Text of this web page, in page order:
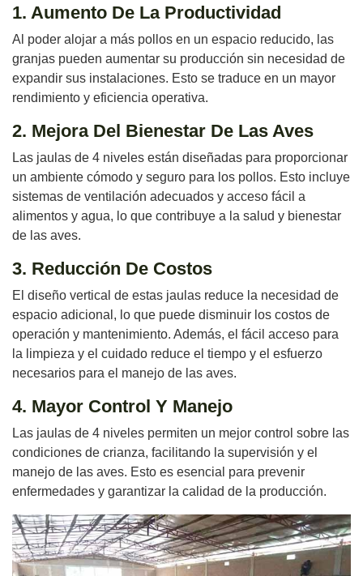
1. Aumento De La Productividad
Al poder alojar a más pollos en un espacio reducido, las
granjas pueden aumentar su producción sin necesidad de
expandir sus instalaciones. Esto se traduce en un mayor
rendimiento y eficiencia operativa.
2. Mejora Del Bienestar De Las Aves
Las jaulas de 4 niveles están diseñadas para proporcionar
un ambiente cómodo y seguro para los pollos. Esto incluye
sistemas de ventilación adecuados y acceso fácil a
alimentos y agua, lo que contribuye a la salud y bienestar
de las aves.
3. Reducción De Costos
El diseño vertical de estas jaulas reduce la necesidad de
espacio adicional, lo que puede disminuir los costos de
operación y mantenimiento. Además, el fácil acceso para
la limpieza y el cuidado reduce el tiempo y el esfuerzo
necesarios para el manejo de las aves.
4. Mayor Control Y Manejo
Las jaulas de 4 niveles permiten un mejor control sobre las
condiciones de crianza, facilitando la supervisión y el
manejo de las aves. Esto es esencial para prevenir
enfermedades y garantizar la calidad de la producción.